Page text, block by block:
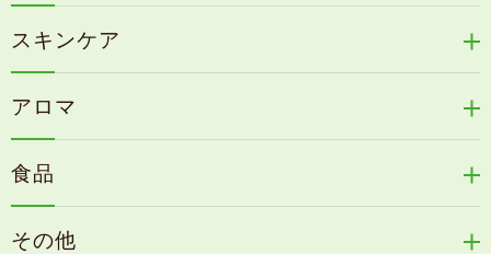
冷感育毛エッセンス
リリィジュミスト
リリィジュサプリ
毛歓
ヘアケアその他
天の葉健康緑茶
カイアポシリーズ
速感伝統香醋
古家のにんにく
スキンケア
うる肌箋
フェミールホワイトNKB
アロマ
浦上式アロマシリーズ
食品
その他